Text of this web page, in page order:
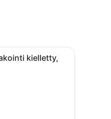
ja ikkuna, jossa on
pedattu sänky, jossa on vihreä
kielletty,